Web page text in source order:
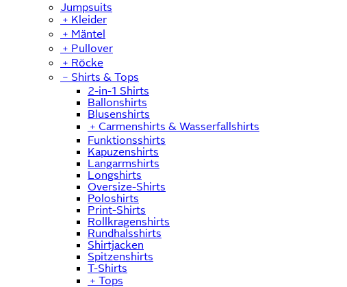
Jumpsuits
﹢ Kleider
﹢ Mäntel
﹢ Pullover
﹢ Röcke
﹣ Shirts & Tops
2-in-1 Shirts
Ballonshirts
Blusenshirts
﹢ Carmenshirts & Wasserfallshirts
Funktionsshirts
Kapuzenshirts
Langarmshirts
Longshirts
Oversize-Shirts
Poloshirts
Print-Shirts
Rollkragenshirts
Rundhalsshirts
Shirtjacken
Spitzenshirts
T-Shirts
﹢ Tops